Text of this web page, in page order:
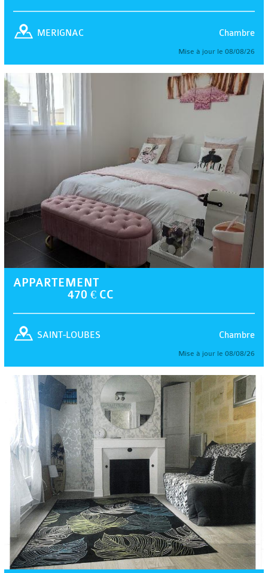
Chambre
MERIGNAC
Mise à jour le 08/08/26
APPARTEMENT
470 € CC
Chambre
SAINT-LOUBES
Mise à jour le 08/08/26